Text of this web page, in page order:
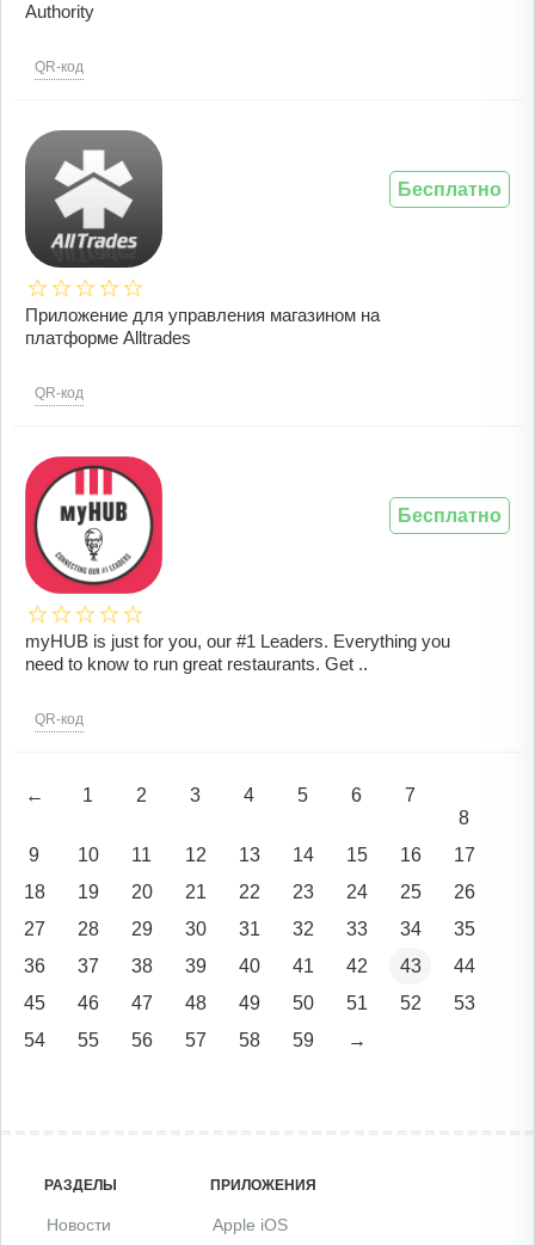
Authority
QR-код
Приложение для управления магазином на
платформе Alltrades
QR-код
Бесплатно
myHUB is just for you, our #1 Leaders. Everything you
need to know to run great restaurants. Get ..
QR-код
Бесплатно
← 1 2 3 4 5 6
7
8
9
10 11 12 13 14 15 16
17
18
19 20 21 22 23 24 25
26
27
28 29 30 31 32 33 34
35
36
37 38 39 40 41 42 43
44
45
46 47 48 49 50 51 52
53
54
55 56 57 58 59 →
РАЗДЕЛЫ
Новости
ПРИЛОЖЕНИЯ
Apple iOS